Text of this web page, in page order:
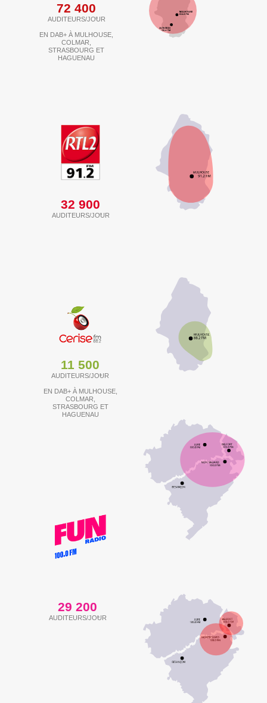
72 400
AUDITEURS/JOUR
EN DAB+ À MULHOUSE,
COLMAR,
STRASBOURG ET
HAGUENAU
(1)
32 900
AUDITEURS/JOUR
(1)
11 500
AUDITEURS/JOUR
EN DAB+ À MULHOUSE,
COLMAR,
STRASBOURG ET
HAGUENAU
29 200
AUDITEURS/JOUR
(2)
(1)